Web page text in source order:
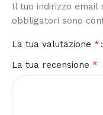
Il tuo indirizzo email
obbligatori sono
La tua valutazione *
La tua recensione *